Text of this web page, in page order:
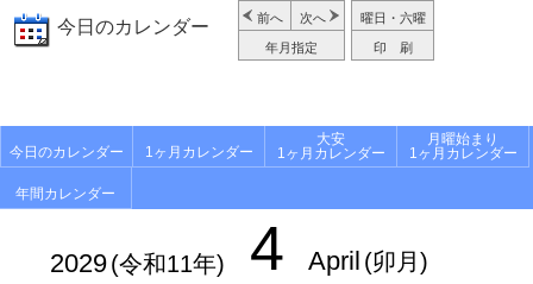
今日のカレンダー 前へ 次へ
年月指定
曜日・六曜
印 刷
今日のカレンダー 1ヶ月カレンダー
大安
1ヶ月カレンダー
月曜始まり
1ヶ月カレンダー
年間カレンダー
2029(令和11年) 4 April (卯月)